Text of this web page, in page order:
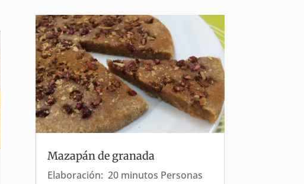
Mazapán de granada
Elaboración: 20 minutos Personas